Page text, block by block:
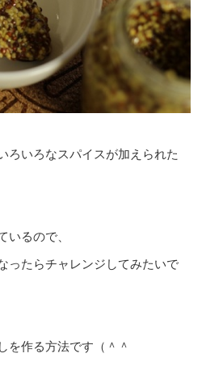
ろいろなスパイスが加えられた
いるので、
ったらチャレンジしてみたいで
を作る方法です（＾＾ゞ